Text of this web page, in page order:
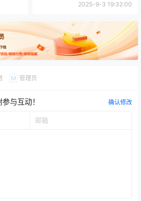
小白也能轻松上手
2025-9-3 19:32:00
M 管理员
与互动！ 确认修改